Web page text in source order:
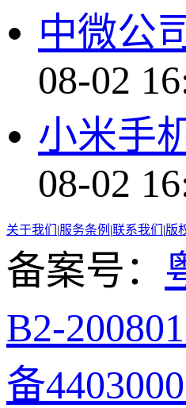
中微公
08-02
小米手
08-02
关于我们 |服务条例 |联系我们 |版
备案号：
B2-
备